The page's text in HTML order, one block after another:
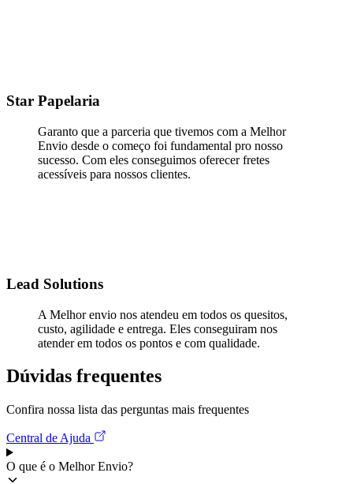
Star Papelaria
Garanto que a parceria que tivemos com a Melhor
Envio desde o começo foi fundamental pro nosso
sucesso. Com eles conseguimos oferecer fretes
acessíveis para nossos clientes.
Lead Solutions
A Melhor envio nos atendeu em todos os quesitos,
custo, agilidade e entrega. Eles conseguiram nos
atender em todos os pontos e com qualidade.
Dúvidas frequentes
Confira nossa lista das perguntas mais frequentes
Central de Ajuda
O que é o Melhor Envio?